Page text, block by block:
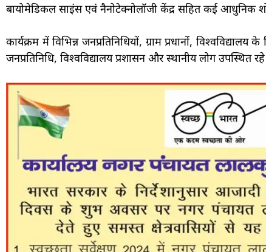
बायोमेडिकल साइंस एवं नैनोटेक्नोलॉजी केंद्र सहित कई आधुनिक
कार्यक्रम में विभिन्न जनप्रतिनिधियों, ग्राम प्रधानों,
जनप्रतिनिधि, विश्वविद्यालय प्रशासन और स्थानीय लोग उपस्थित